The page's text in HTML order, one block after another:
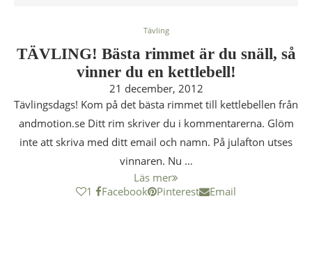
Tävling
TÄVLING! Bästa rimmet är du snäll, så
vinner du en kettlebell!
21 december, 2012
Tävlingsdags! Kom på det bästa rimmet till kettlebellen från
andmotion.se Ditt rim skriver du i kommentarerna. Glöm
inte att skriva med ditt email och namn. På julafton utses
vinnaren. Nu …
Läs mer
1
Facebook Pinterest Email